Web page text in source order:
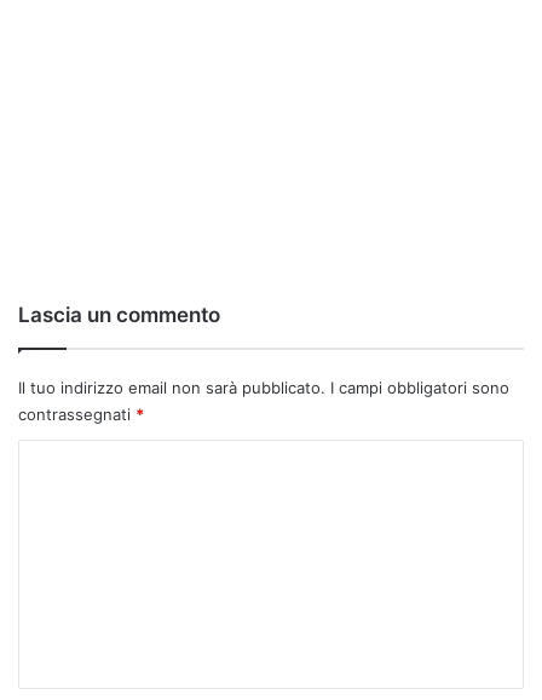
Lascia un commento
Il tuo indirizzo email non sarà pubblicato. I campi obbligatori sono
contrassegnati *